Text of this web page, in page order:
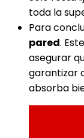
toda la
Para
pared.
asegurar
garantizar
absorba